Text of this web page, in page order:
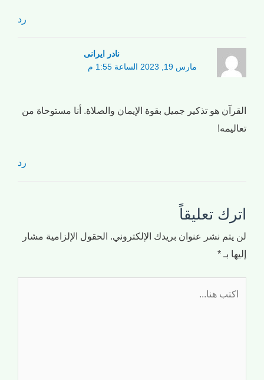
رد
نادر ایرانی
مارس 19, 2023 الساعة 1:55 م
القرآن هو تذكير جميل بقوة الإيمان والصلاة. أنا مستوحاة من
تعاليمه!
رد
اترك تعليقاً
لن يتم نشر عنوان بريدك الإلكتروني. الحقول الإلزامية مشار
إليها بـ *